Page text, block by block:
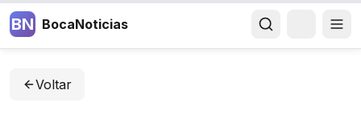
BN BocaNoticias
Voltar